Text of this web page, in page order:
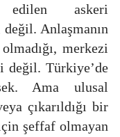
askeri
Anlaşmanın
merkezi
değil. Türkiye’de
Ama ulusal
çıkarıldığı bir
şeffaf olmayan